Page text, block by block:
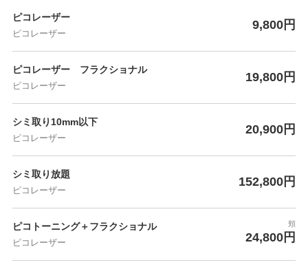
ピコレーザー
ピコレーザー
9,800円
ピコレーザー フラクショナル
ピコレーザー
19,800円
シミ取り10mm以下
ピコレーザー
20,900円
シミ取り放題
ピコレーザー
152,800円
ピコトーニング＋フラクショナル
ピコレーザー
頬
24,800円